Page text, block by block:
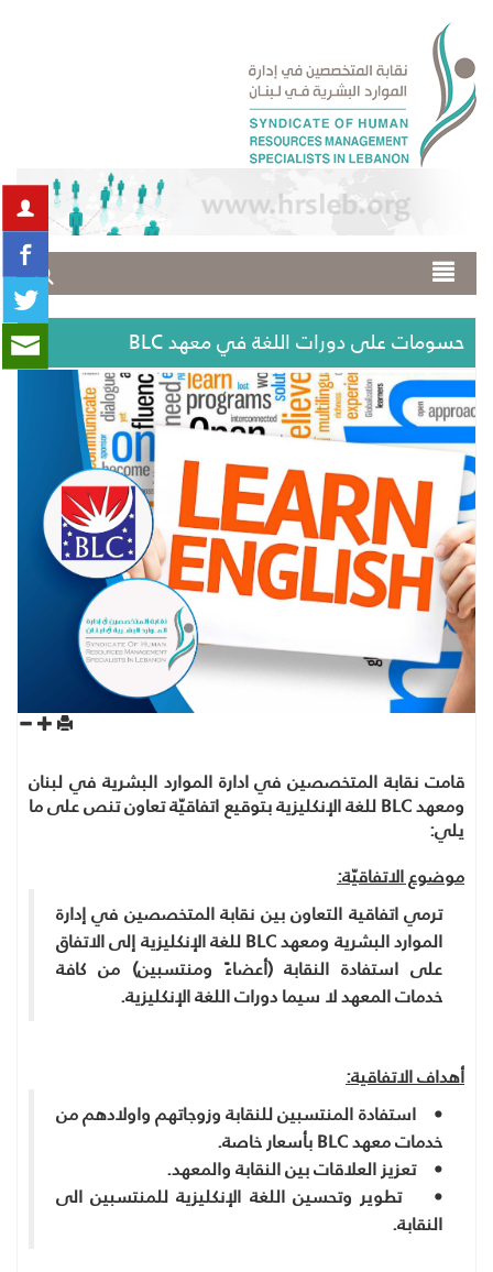
حسومات على دورات اللغة في معهد BLC
قامت نقابة المتخصصين في ادارة الموارد البشرية في لبنان
ومعهد BLC للغة الإنكليزية بتوقيع اتفاقيّة تعاون تنص على ما
يلي:
موضوع الاتفاقيّة:
ترمي اتفاقية التعاون بين نقابة المتخصصين في إدارة
الموارد البشرية ومعهد BLC للغة الإنكليزية إلى الاتفاق
على استفادة النقابة (أعضاءً ومنتسبين) من كافة
خدمات المعهد لا سيما دورات اللغة الإنكليزية.
أهداف الاتفاقية:
• استفادة المنتسبين للنقابة وزوجاتهم واولادهم من
خدمات معهد BLC بأسعار خاصة.
• تعزيز العلاقات بين النقابة والمعهد.
• تطوير وتحسين اللغة الإنكليزية للمنتسبين الى
النقابة.